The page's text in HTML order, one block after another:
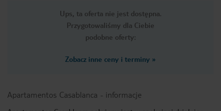
Ups, ta oferta nie jest dostępna.
Przygotowaliśmy dla Ciebie
podobne oferty:
Zobacz inne ceny i terminy »
Apartamentos Casablanca - informacje